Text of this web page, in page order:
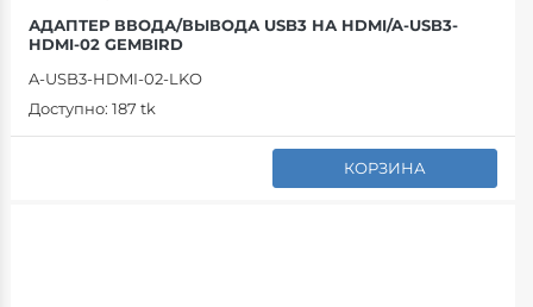
АДАПТЕР ВВОДА/ВЫВОДА USB3 НА HDMI/A-USB3-
HDMI-02 GEMBIRD
A-USB3-HDMI-02-LKO
Доступно: 187 tk
КОРЗИНА